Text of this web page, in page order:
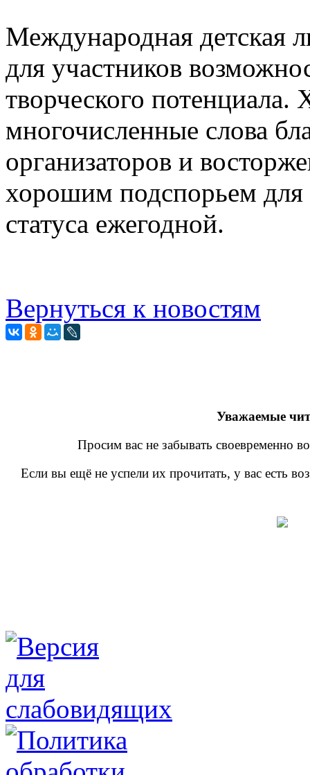
Международная детская
для участников
творческого потенциала.
многочисленные слова
организаторов и
хорошим подспорьем для
статуса ежегодной.
Вернуться к новостям
Уважаемые
Просим вас не забывать своевременно
Если вы ещё не успели их прочитать, у вас есть